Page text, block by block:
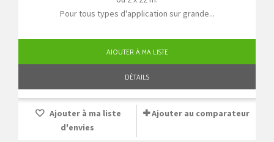
Pour tous types d'application sur grande...
AJOUTER À MA LISTE
DÉTAILS
Ajouter à ma liste
d'envies
Ajouter au comparateur